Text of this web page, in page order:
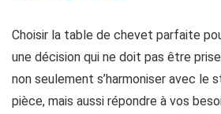
Choisir la table de chevet parfaite
une décision qui ne doit pas être
non seulement s’harmoniser avec le
pièce, mais aussi répondre à vos